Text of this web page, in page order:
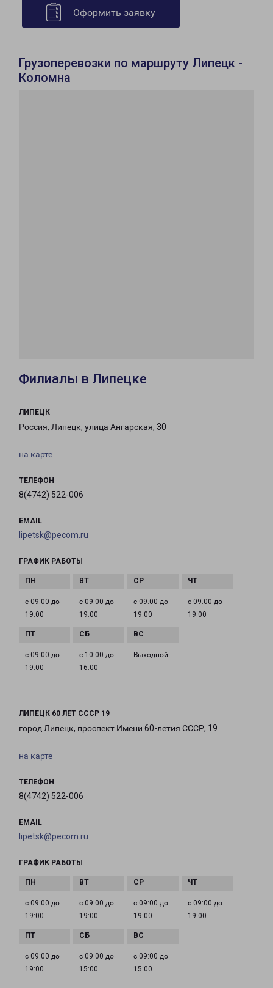
Оформить заявку
Грузоперевозки по маршруту Липецк -
Коломна
Филиалы в Липецке
ЛИПЕЦК
Россия, Липецк, улица Ангарская, 30
на карте
ТЕЛЕФОН
8(4742) 522-006
EMAIL
lipetsk@pecom.ru
ГРАФИК РАБОТЫ
с 09:00 до
19:00
с 09:00 до
19:00
с 09:00 до
19:00
с 09:00 до
19:00
с 09:00 до
19:00
с 10:00 до
16:00
Выходной
ЛИПЕЦК 60 ЛЕТ СССР 19
город Липецк, проспект Имени 60-летия СССР, 19
на карте
ТЕЛЕФОН
8(4742) 522-006
EMAIL
lipetsk@pecom.ru
ГРАФИК РАБОТЫ
с 09:00 до
19:00
с 09:00 до
19:00
с 09:00 до
19:00
с 09:00 до
19:00
с 09:00 до
19:00
с 09:00 до
15:00
с 09:00 до
15:00